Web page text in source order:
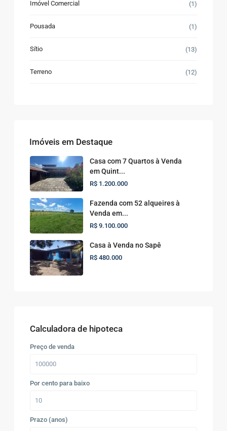
Imóvel Comercial (1)
Pousada (1)
Sítio (13)
Terreno (12)
Imóveis em Destaque
Casa com 7 Quartos à Venda
em Quint...
R$ 1.200.000
Fazenda com 52 alqueires à
Venda em...
R$ 9.100.000
Casa à Venda no Sapê
R$ 480.000
Calculadora de hipoteca
Preço de venda
Por cento para baixo
Prazo (anos)